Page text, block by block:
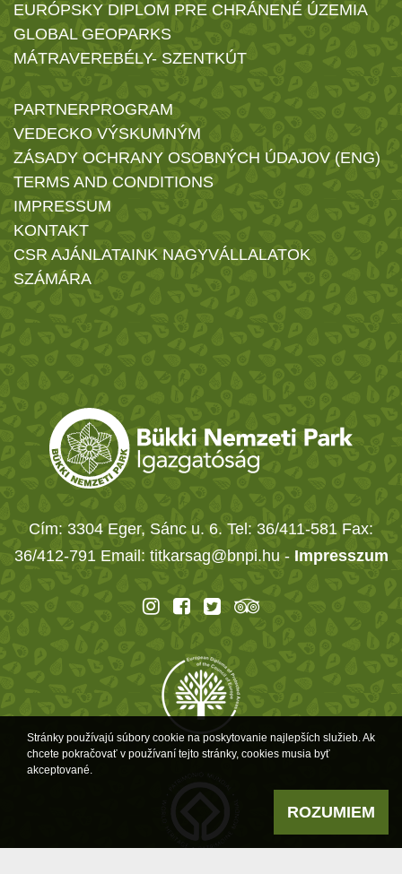
EURÓPSKY DIPLOM PRE CHRÁNENÉ ÚZEMIA
GLOBAL GEOPARKS
MÁTRAVEREBÉLY- SZENTKÚT
PARTNERPROGRAM
VEDECKO VÝSKUMNÝM
ZÁSADY OCHRANY OSOBNÝCH ÚDAJOV (ENG)
TERMS AND CONDITIONS
IMPRESSUM
KONTAKT
CSR AJÁNLATAINK NAGYVÁLLALATOK
SZÁMÁRA
Cím: 3304 Eger, Sánc u. 6. Tel: 36/411-581 Fax:
36/412-791 Email: titkarsag@bnpi.hu - Impresszum
Stránky používajú súbory cookie na poskytovanie najlepších služieb. Ak
chcete pokračovať v používaní tejto stránky, cookies musia byť
akceptované.
ROZUMIEM